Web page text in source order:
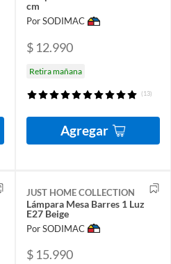
cm
Por SODIMAC
$ 12.990
Retira mañana
(13)
Agregar
JUST HOME COLLECTION
Lámpara Mesa Barres 1 Luz
E27 Beige
Por SODIMAC
$ 15.990